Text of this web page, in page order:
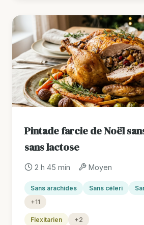
Pintade farcie de Noël
sans lactose
2 h 45 min Moyen
Sans arachides Sans céleri
+11
Flexitarien +2